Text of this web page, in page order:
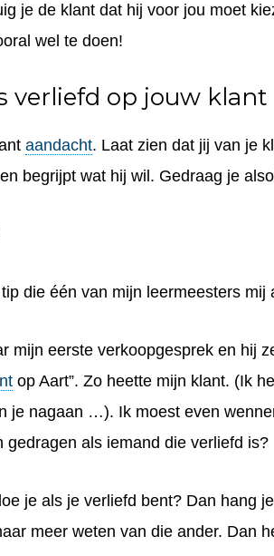
je de klant dat hij voor jou moet
wel te doen!
verliefd op jouw klant
aandacht. Laat zien dat jij van je
en begrijpt wat hij wil. Gedraag je
die één van mijn leermeesters mij
mijn eerste verkoopgesprek en hij
op Aart”. Zo heette mijn klant. (Ik
je nagaan …). Ik moest even
gedragen als iemand die verliefd is?
je als je verliefd bent? Dan hang
meer weten van die ander. Dan